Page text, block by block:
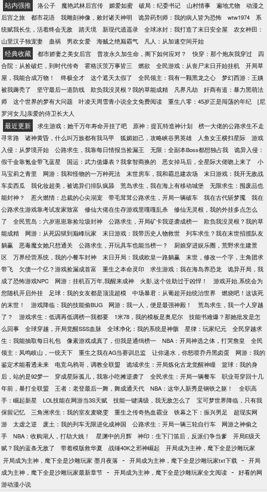
她，完成任务可以许诺她一个愿望，包括重生拥有一
副健康的身体。––任务是嚣张的活到大结局。––嚣张
值还可换取系统商城物品。––看完这任务，伏?表示不
就是嚣张吗？我可以的。––可是男主怎么变的不太一
样？伏?∶你不要过来呀！我超凶滴！卿棋景∶小团子，
饿饿！
站内强推 洛公子 魔艳武林后宫传 媚爱如蜜 破局：纪委书记 山村情事 遍地尤物
动漫之
后宫之旅
都市花语 我雕刻神像，敕封诸天神明 诡异药剂师：我的病人皆为恐怖 wtw1974
系
统赋我长生，活着终会无敌
踏天境 新现代逍遥录 全球冰封：我打造了末日安全屋
农女种田：
山里汉子独宠妻
蛊祸 男欢女爱 海贼之绝巅霸气 凡人：从加速空间开始
经典收藏 都市娇妻之美女后宫 普攻永久加生命，阁下如何应对？ 快穿：那个炮灰我穿过
四
合院：从捡破烂，到时代传奇
霍格沃茨万事皆三 燃欲 全民游戏：从丧尸末日开始挂机
开局草
屋，我能合成万物！
终极全才 这个遮天太假了 全民领主：我有一颗黑龙之心
梦幻西游：王姨
被我薅秃了
坚守最后一道防线 欺负我没灵根？我的草能成精 凡界凡劫
奸商有道：暴力黑萌法
师
这个世界的梦有大问题 叶凌天周雪青小说全文免费阅读 重生八零：45岁正是闯荡的年纪
[尼
罗河女儿]亲爱的侍卫长大人
最近更新 求生游戏：她千万年寿命开挂了吧 原神：提瓦特造神计划
榜一大佬的公路求生不走
寻常路
诸神黄昏，什么叫万族都有我马甲 狐媚妲己，攻略峡谷男英雄 人鱼女王横扫星际
游戏
入侵：从梦境开始
公路求生，我靠每日情报当捡漏王 无限：全副本Boss都想独占我
诡异入侵：
假千金靠氪金带飞蓝星
国运：武力值爆表？我拿智商换的 恶女掉马后，全星际大佬吻上来了
小
马宝莉之青里
网游：我和怪物的一万种死法 末世房车，我和霸总建农场
末日游戏：我开无敌战
车卖西瓜
我化妆超美，被诡异们排队疯舔 荒岛求生，我在海上有移动城堡
无限求生：囤废品也
能封神？
惹火燃情：总裁的心尖溺宠 带毛茸茸公路求生，开局一辆破车 我在古代斩梦魇
我在
公路求生游戏靠考试发家致富
修仙大佬在生存游戏里嘎嘎乱杀
修仙无灵根，我的外挂多点怎么
了
全民荒岛：六岁崽崽靠捡垃圾封神 公路求生，开局矿卡我逆袭成榜一
欺负我没灵根？我的草
能成精
网游：从死囚狱到巅峰玩家 末日游戏：我带历史人物救世
列车求生？我在末世招揽队友
躺赢
恶毒魔女她只想通关 公路求生，开玩具车也能当榜一？
厨娘穿进娱乐圈，荒野求生建景
区
万界经营系统，我的小餐车封神 末日开局：我成欧皇一路躺赢
末世，修改一个字，主角团求
带飞
欠债一个亿？游戏捡漏成首富 重生之本命灵印 求生游戏：我在海岛养恐龙
诡异开局，我
成了恐怖游戏NPC
网游：挂机百万年,我醒来成神 火影,这个佐助过于凶悍！
游戏开始,系统会为
您随机开启外挂
足球：我的女友都是顶流超模 中场暴君：从葡超开始统治世界
燃烧吧！这该死
的末世！
游戏降临：我的技能偷BUG 网游：我一人，便是最强神殿！
荒岛求生，我一个人穿越
了？
游戏求生：低调再低调榜一我都要 1米78，我的模板是奥尼尔
技能书难爆？那她批发是怎
么回事
全球穿越，开局觉醒SSS血脉 全球净化：我的系统是神骸 星律：玩家纪元
全民穿越求
生：我能抽取每日礼包
像素游戏成真了，但我是通缉榜一 NBA：开局神选之体，打哭詹皇
全民
领主：凤鸣岐山，一统天下
重生之我在AG当赛训总监 让你递水，你怒喷乔丹黑卤蛋
网游：我的
鉴定术能看透未来
电竞乌鸦哥，调教全联盟 诡域求生：开局炼化古龙觉醒神瞳
篮球：我的身
后，站的是92梦一
穿成星际孤儿，我靠小吃摊逆袭了 全民求生：开局一辆餐车
职业哥穿回十几
年前，暴打全联盟
王者：老登最后一舞，舞成通天代 NBA：这华人新秀是钢铁之躯！
全职高
手：崛起新星
LOL技能在网游当3S天赋 技能一键满级，我无敌怎么了
宝可梦世界降临，只有我
保留记忆
三角洲求生：我的室友麦晓雯 重生之传奇热血霸业 铁幕之下：振兴男足
超现实网
游
太虚之逆 废土：我的列车无限进化成神国 公路求生：开局一辆三轮自行车
网游之神偷之
手
NBA：收购湖人，打劫大姚！ 星渊中的月辉 神印：生下门笛后，反派们争当爹
开局E级天
赋？我的蓝条无敌了
带着模版救华夏 战锤40K之邪神崛起
开局成为主神，麾下全是沙雕玩家
开局成为主神，麾下全是沙雕玩家 墨月夜落 - 开局成为主神，麾下全是沙雕玩家txt下载 - 开局
成为主神，麾下全是沙雕玩家最新章节 - 开局成为主神，麾下全是沙雕玩家全文阅读 - 好看的网
游动漫小说